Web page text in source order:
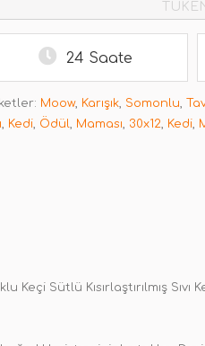
24 Saate
Moow, Karışık, Somonlu,
, Kedi, Ödül, Maması, 30x12, Kedi,
Sütlü Kısırlaştırılmış